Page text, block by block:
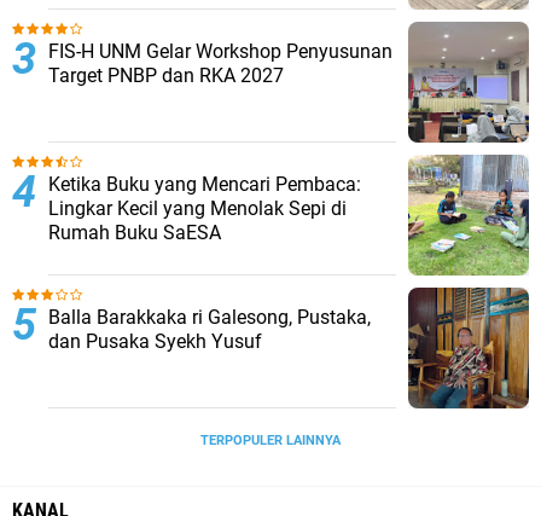
FIS-H UNM Gelar Workshop Penyusunan
Target PNBP dan RKA 2027
Ketika Buku yang Mencari Pembaca:
Lingkar Kecil yang Menolak Sepi di
Rumah Buku SaESA
Balla Barakkaka ri Galesong, Pustaka,
dan Pusaka Syekh Yusuf
TERPOPULER LAINNYA
KANAL